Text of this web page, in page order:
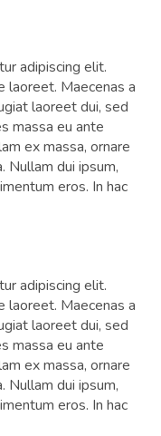
adipiscing elit.
laoreet. Maecenas a
laoreet dui, sed
massa eu ante
ex massa, ornare
Nullam dui ipsum,
eros. In hac
adipiscing elit.
laoreet. Maecenas a
laoreet dui, sed
massa eu ante
ex massa, ornare
Nullam dui ipsum,
eros. In hac